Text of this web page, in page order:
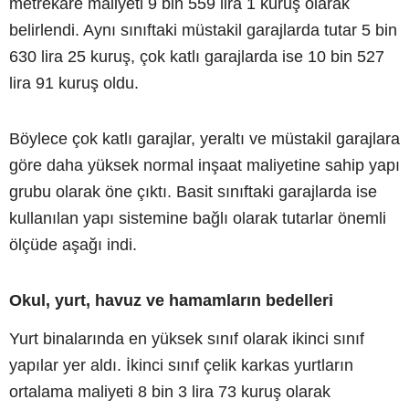
metrekare maliyeti 9 bin 559 lira 1 kuruş olarak
belirlendi. Aynı sınıftaki müstakil garajlarda tutar 5 bin
630 lira 25 kuruş, çok katlı garajlarda ise 10 bin 527
lira 91 kuruş oldu.
Böylece çok katlı garajlar, yeraltı ve müstakil garajlara
göre daha yüksek normal inşaat maliyetine sahip yapı
grubu olarak öne çıktı. Basit sınıftaki garajlarda ise
kullanılan yapı sistemine bağlı olarak tutarlar önemli
ölçüde aşağı indi.
Okul, yurt, havuz ve hamamların bedelleri
Yurt binalarında en yüksek sınıf olarak ikinci sınıf
yapılar yer aldı. İkinci sınıf çelik karkas yurtların
ortalama maliyeti 8 bin 3 lira 73 kuruş olarak